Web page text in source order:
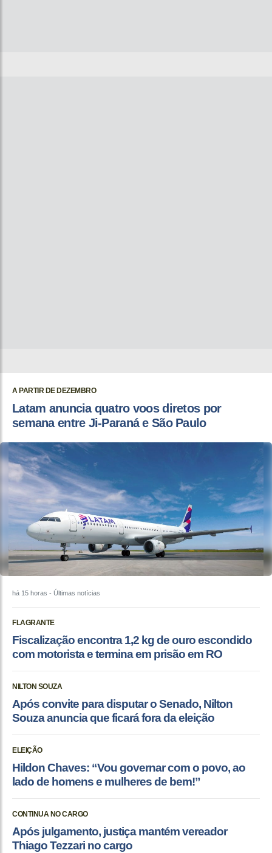
A PARTIR DE DEZEMBRO
Latam anuncia quatro voos diretos por
semana entre Ji-Paraná e São Paulo
há 15 horas - Últimas notícias
FLAGRANTE
Fiscalização encontra 1,2 kg de ouro escondido
com motorista e termina em prisão em RO
NILTON SOUZA
Após convite para disputar o Senado, Nilton
Souza anuncia que ficará fora da eleição
ELEIÇÃO
Hildon Chaves: “Vou governar com o povo, ao
lado de homens e mulheres de bem!”
CONTINUA NO CARGO
Após julgamento, justiça mantém vereador
Thiago Tezzari no cargo